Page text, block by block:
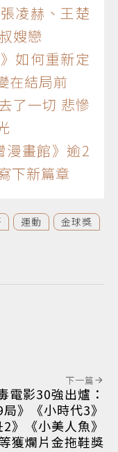
凌赫、王楚
嫂戀
如何重新定
在結局前
了一切 悲慘
畫館》逾2
下新篇章
運動
金球獎
下一篇
電影30強出爐：
局》《小時代3》
2》《小美人魚》
等獲爛片金拖鞋獎